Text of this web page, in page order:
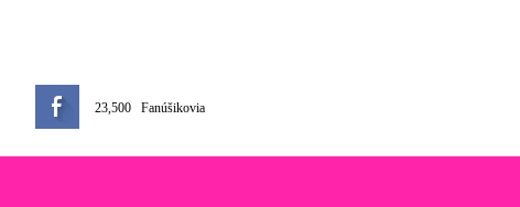
23,500 Fanúšikovia